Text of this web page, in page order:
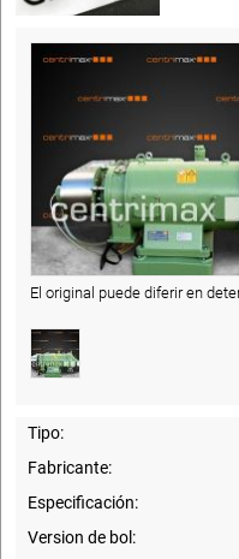
El original puede diferir en
Tipo:
Fabricante:
Especificación:
Version de bol: